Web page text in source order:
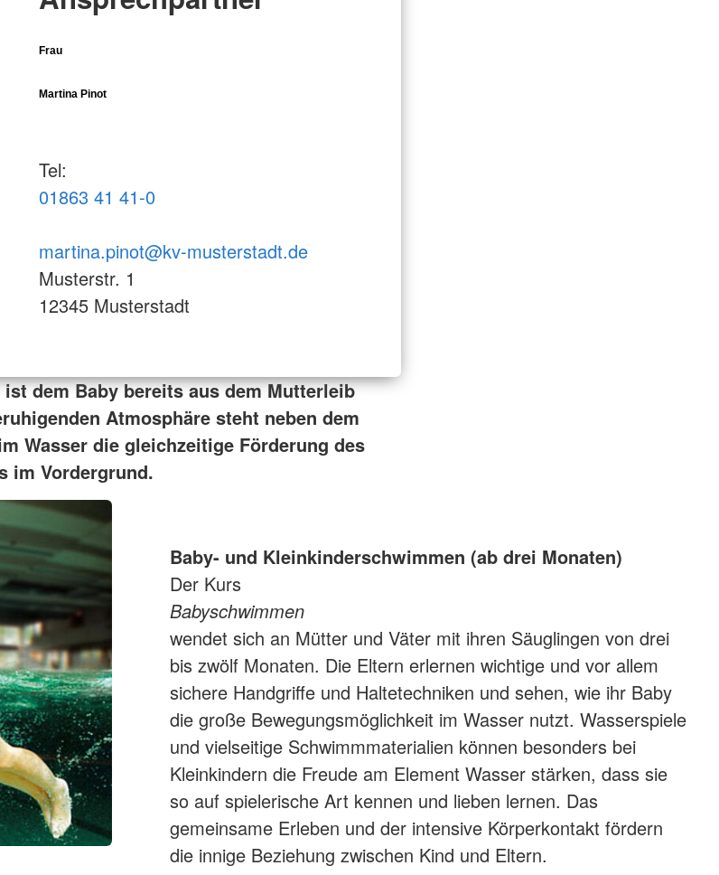
Frau
Martina Pinot
Tel:
01863 41 41-0
martina.pinot@kv-musterstadt.de
Musterstr. 1
12345 Musterstadt
ist dem Baby bereits aus dem Mutterleib
Atmosphäre steht neben dem
Wasser die gleichzeitige Förderung des
im Vordergrund.
Baby- und Kleinkinderschwimmen (ab drei Monaten)
Der Kurs
Babyschwimmen
wendet sich an Mütter und Väter mit ihren Säuglingen von drei
bis zwölf Monaten. Die Eltern erlernen wichtige und vor allem
sichere Handgriffe und Haltetechniken und sehen, wie ihr Baby
die große Bewegungsmöglichkeit im Wasser nutzt. Wasserspiele
und vielseitige Schwimmmaterialien können besonders bei
Kleinkindern die Freude am Element Wasser stärken, dass sie
so auf spielerische Art kennen und lieben lernen. Das
gemeinsame Erleben und der intensive Körperkontakt fördern
die innige Beziehung zwischen Kind und Eltern.